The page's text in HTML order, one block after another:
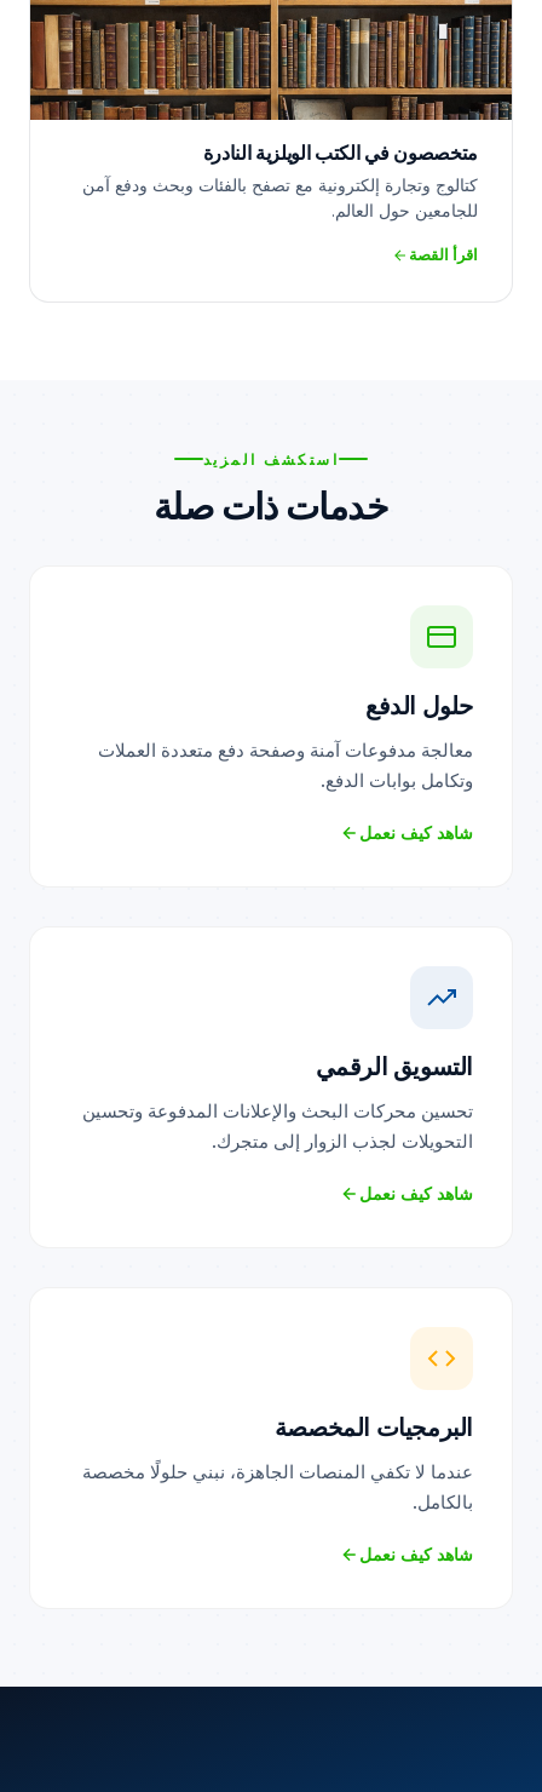
متخصصون في الكتب الويلزية النادرة
كتالوج وتجارة إلكترونية مع تصفح بالفئات وبحث ودفع آمن
للجامعين حول العالم.
اقرأ القصة
استكشف المزيد
خدمات ذات صلة
حلول الدفع
معالجة مدفوعات آمنة وصفحة دفع متعددة العملات
وتكامل بوابات الدفع.
شاهد كيف نعمل
التسويق الرقمي
تحسين محركات البحث والإعلانات المدفوعة وتحسين
التحويلات لجذب الزوار إلى متجرك.
شاهد كيف نعمل
البرمجيات المخصصة
عندما لا تكفي المنصات الجاهزة، نبني حلولًا مخصصة
بالكامل.
شاهد كيف نعمل